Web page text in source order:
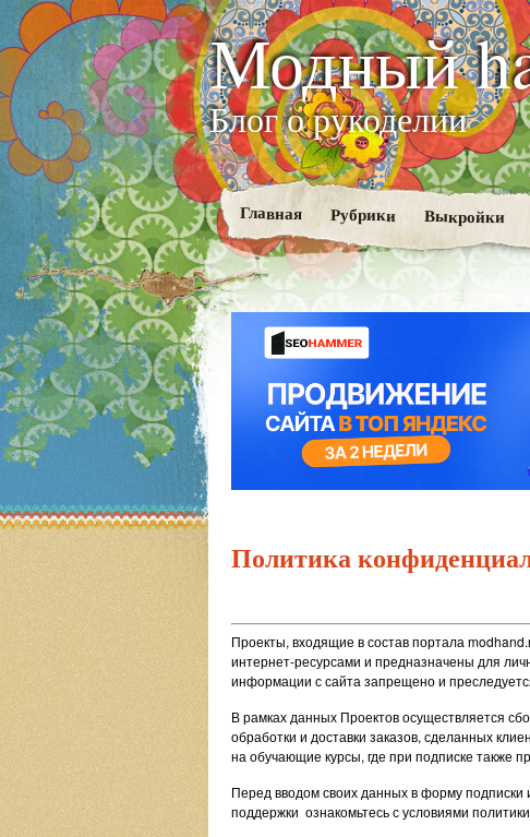
Модный
Блог о рукоделии
Главная Рубрики Выкройки
Политика
Проекты, входящие в состав портала
интернет-ресурсами и предназначены для
информации с сайта запрещено и
В рамках данных Проектов осуществляется
обработки и доставки заказов, сделанных
на обучающие курсы, где при подписке также
Перед вводом своих данных в форму
поддержки ознакомьтесь с условиями